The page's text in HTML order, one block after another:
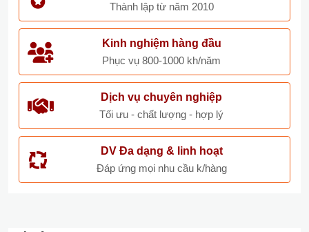
Thành lập từ năm 2010
Kinh nghiệm hàng đầu
Phục vụ 800-1000 kh/năm
Dịch vụ chuyên nghiệp
Tối ưu - chất lượng - hợp lý
DV Đa dạng & linh hoạt
Đáp ứng mọi nhu cầu k/hàng